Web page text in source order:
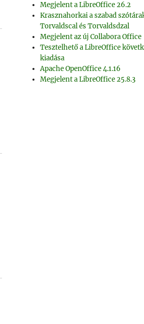
Megjelent a LibreOffice 26.2
Krasznahorkai a szabad
Torvaldscal és Torvaldsdzal
Megjelent az új Collabora Office
Tesztelhető a LibreOffice
kiadása
Apache OpenOffice 4.1.16
Megjelent a LibreOffice 25.8.3